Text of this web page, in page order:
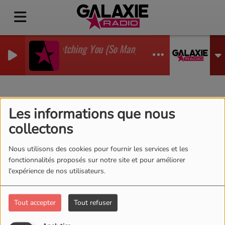
Les informations que nous
collectons
Nous utilisons des cookies pour fournir les services et les
fonctionnalités proposés sur notre site et pour améliorer
l'expérience de nos utilisateurs.
Tout accepter Tout refuser
I'm Watching You (So Many Times) (Sean Finn
GADJO
Florent
Florent chaque jour de la semaine
du lundi au vendredi de 12 à 14h